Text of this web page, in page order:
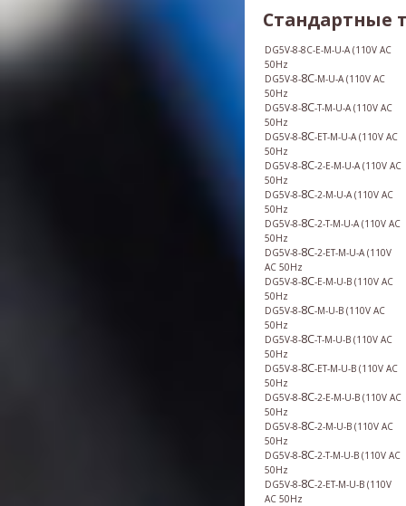
Стандартные
DG5V-8-8C-E-M-U-A(110V AC
50Hz
DG5V-8-8C-M-U-A(110V AC
50Hz
DG5V-8-8C-T-M-U-A(110V AC
50Hz
DG5V-8-8C-ET-M-U-A(110V AC
50Hz
DG5V-8-8C-2-E-M-U-A(110V AC
50Hz
DG5V-8-8C-2-M-U-A(110V AC
50Hz
DG5V-8-8C-2-T-M-U-A(110V AC
50Hz
DG5V-8-8C-2-ET-M-U-A(110V
AC 50Hz
DG5V-8-8C-E-M-U-B (110V AC
50Hz
DG5V-8-8C-M-U-B (110V AC
50Hz
DG5V-8-8C-T-M-U-B (110V AC
50Hz
DG5V-8-8C-ET-M-U-B (110V AC
50Hz
DG5V-8-8C-2-E-M-U-B (110V AC
50Hz
DG5V-8-8C-2-M-U-B (110V AC
50Hz
DG5V-8-8C-2-T-M-U-B (110V AC
50Hz
DG5V-8-8C-2-ET-M-U-B (110V
AC 50Hz